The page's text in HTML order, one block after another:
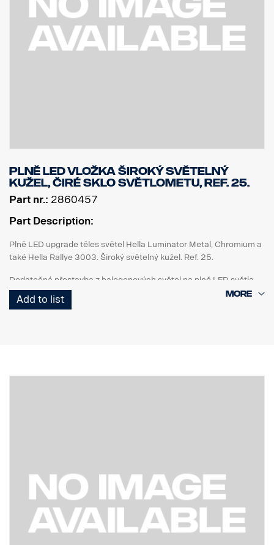
Plně LED vložka Široký světelný
kužel, čiré sklo světlometu, Ref. 25.
Part nr.: 2860457
Part Description:
Plně LED upgrade těles světel Hella Luminator Metal, Chromium a
také Hella Rallye 3003. Široký světelný kužel. Ref. 25.
Dodatečná přestavba z halogenových světel na plně LED světla
znamená velký rozdíl ve výkonu a stylu.
Add to list